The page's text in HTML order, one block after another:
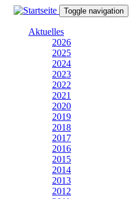
Direkt
Toggle navigation
Aktuelles
2026
2025
2024
2023
2022
2021
2020
2019
2018
2017
2016
2015
2014
2013
2012